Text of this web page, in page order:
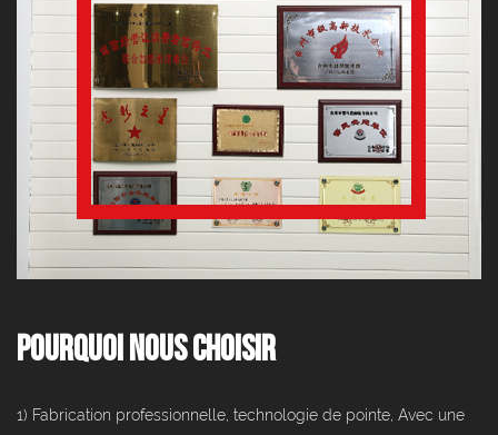
Pourquoi nous choisir
1) Fabrication professionnelle, technologie de pointe, Avec une